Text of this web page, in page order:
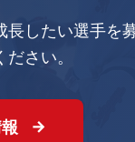
したい選手を
さい。